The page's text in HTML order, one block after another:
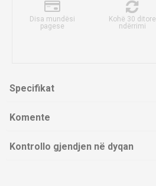
Disa mundësi
pagese
Kohë 30 ditore
ndërrimi
Specifikat
Komente
Kontrollo gjendjen në dyqan